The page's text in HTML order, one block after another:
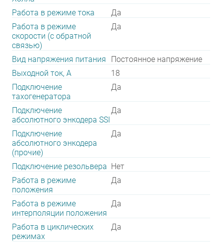
Работа в режиме тока
Да
Работа в режиме
скорости (с обратной
связью)
Да
Вид напряжения питания
Постоянное напряжение
Выходной ток, А
18
Подключение
тахогенератора
Да
Подключение
абсолютного энкодера SSI
Да
Подключение
абсолютного энкодера
(прочие)
Да
Подключение резольвера Нет
Работа в режиме
положения
Да
Работа в режиме
интерполяции положения
Да
Работа в циклических
режимах
Да